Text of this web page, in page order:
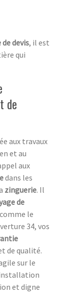
devis, il est
qui
de
aux travaux
et au
aux
dans les
zinguerie. Il
de
le
34, vos
de qualité.
sur le
et digne